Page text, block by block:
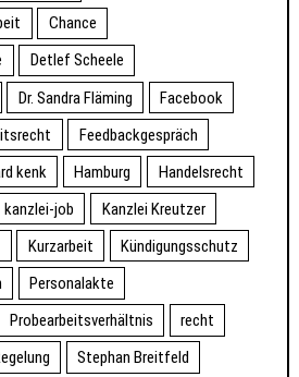
Chance
Detlef Scheele
Dr. Sandra Fläming
Facebook
Feedbackgespräch
kenk Hamburg
Handelsrecht
kanzlei-job
Kanzlei Kreutzer
Kurzarbeit
Kündigungsschutz
Personalakte
Probearbeitsverhältnis
recht
Stephan Breitfeld